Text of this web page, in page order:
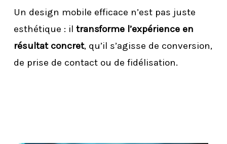
Un design mobile efficace n’est pas juste
esthétique : il transforme l’expérience en
résultat concret, qu’il s’agisse de conversion,
de prise de contact ou de fidélisation.